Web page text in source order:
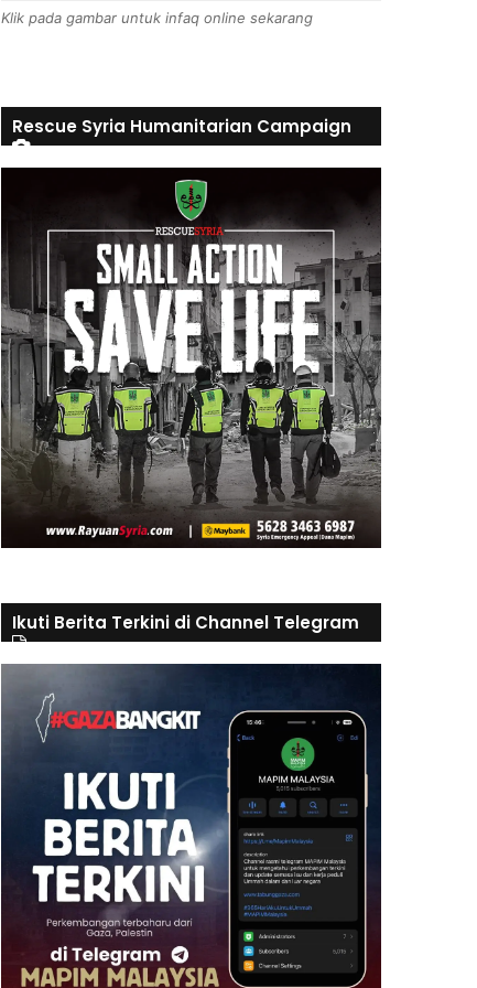
Klik pada gambar untuk infaq online sekarang
Rescue Syria Humanitarian Campaign
Ikuti Berita Terkini di Channel Telegram